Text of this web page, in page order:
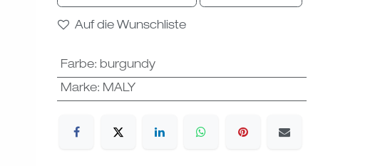
Auf die Wunschliste
Farbe: burgundy
Marke: MALY